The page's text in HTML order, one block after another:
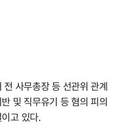
사무총장 등 선관위 관계
및 직무유기 등 혐의 피의
고 있다.